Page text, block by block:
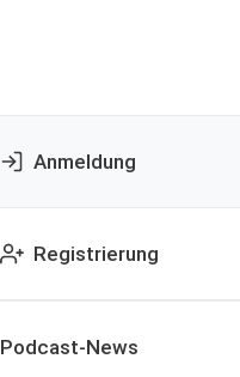
Anmeldung
Registrierung
Podcast-News